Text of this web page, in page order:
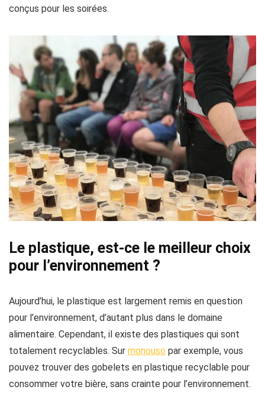
conçus pour les soirées.
Le plastique, est-ce le meilleur choix
pour l’environnement ?
Aujourd’hui, le plastique est largement remis en question
pour l’environnement, d’autant plus dans le domaine
alimentaire. Cependant, il existe des plastiques qui sont
totalement recyclables. Sur monouso par exemple, vous
pouvez trouver des gobelets en plastique recyclable pour
consommer votre bière, sans crainte pour l’environnement.